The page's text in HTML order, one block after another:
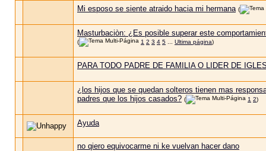
Mi esposo se siente atraido hacia mi hermana (
Masturbaciòn: ¿Es posible superar este
( 1 2 3 4 5 Ultima página)
PARA TODO PADRE DE FAMILIA O LIDER DE
¿los hijos que se quedan solteros tienen mas
padres que los hijos casados? ( 1 2)
Ayuda
no qiero equivocarme ni ke vuelvan hacer dano